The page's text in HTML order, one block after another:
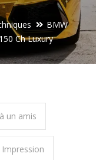
BMW
Ch Luxury
un amis
Impression